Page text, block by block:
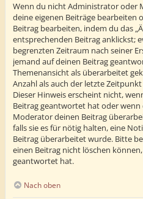
Wenn du nicht Administrator oder
deine eigenen Beiträge bearbeiten
Beitrag bearbeiten, indem du das
entsprechenden Beitrag anklickst;
begrenzten Zeitraum nach seiner
jemand auf deinen Beitrag
Themenansicht als überarbeitet
Anzahl als auch der letzte
Dieser Hinweis erscheint nicht,
Beitrag geantwortet hat oder
Moderator deinen Beitrag
falls sie es für nötig halten, eine
Beitrag überarbeitet wurde. Bitte
einen Beitrag nicht löschen
geantwortet hat.
Nach oben